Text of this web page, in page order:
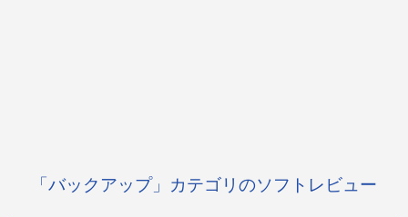
「バックアップ」カテゴリのソフトレビュー